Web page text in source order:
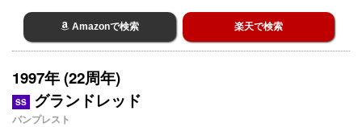
Amazonで検索 楽天で検索
1997年 (22周年)
SS グランドレッド
バンプレスト